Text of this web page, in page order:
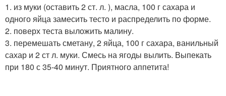
1. из муки (оставить 2 ст. л. ), масла, 100 г сахара и
одного яйца замесить тесто и распределить по форме.
2. поверх теста выложить малину.
3. перемешать сметану, 2 яйца, 100 г сахара, ванильный
сахар и 2 ст л. муки. Смесь на ягоды вылить. Выпекать
при 180 с 35-40 минут. Приятного аппетита!